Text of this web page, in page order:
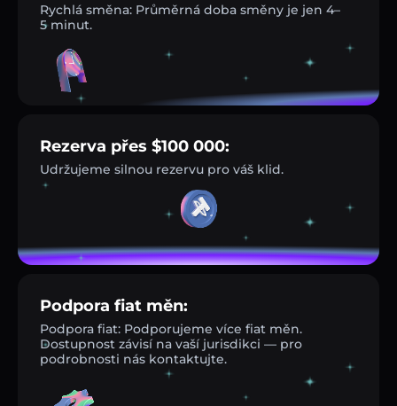
Rychlá směna: Průměrná doba směny je jen 4–
5 minut.
Rezerva přes $100 000:
Udržujeme silnou rezervu pro váš klid.
Podpora fiat měn:
Podpora fiat: Podporujeme více fiat měn.
Dostupnost závisí na vaší jurisdikci — pro
podrobnosti nás kontaktujte.